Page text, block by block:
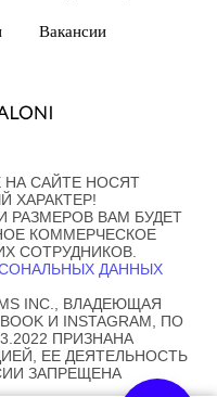
Вакансии
САЙТЕ НОСЯТ
ХАРАКТЕР!
РАЗМЕРОВ ВАМ БУДЕТ
КОММЕРЧЕСКОЕ
СОТРУДНИКОВ.
ДАННЫХ
INC., ВЛАДЕЮЩАЯ
И INSTAGRAM, ПО
ПРИЗНАНА
ЕЕ ДЕЯТЕЛЬНОСТЬ
ЗАПРЕЩЕНА